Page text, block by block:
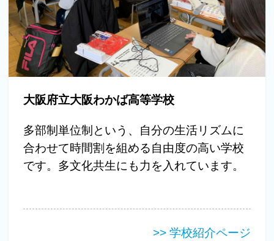
大阪府立大阪わかば高等学校
多部制単位制という、自分の生活リズムに
合わせて時間割を組める自由度の高い学校
です。多文化共生にも力を入れています。
>> 学校紹介ページ